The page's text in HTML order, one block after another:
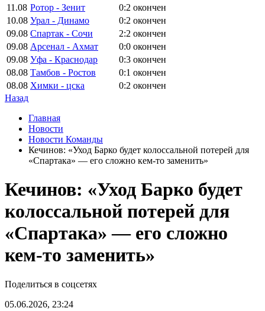
11.08 Ротор - Зенит 0:2 окончен
10.08 Урал - Динамо 0:2 окончен
09.08 Спартак - Сочи 2:2 окончен
09.08 Арсенал - Ахмат 0:0 окончен
09.08 Уфа - Краснодар 0:3 окончен
08.08 Тамбов - Ростов 0:1 окончен
08.08 Химки - цска 0:2 окончен
Назад
Главная
Новости
Новости Команды
Кечинов: «Уход Барко будет колоссальной потерей для
«Спартака» — его сложно кем-то заменить»
Кечинов: «Уход Барко будет
колоссальной потерей для
«Спартака» — его сложно
кем-то заменить»
Поделиться в соцсетях
05.06.2026, 23:24